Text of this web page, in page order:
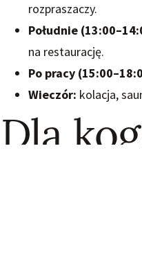
rozpraszaczy.
Południe
na restaurację.
Po pracy
Wieczór: kolacja,
Dla